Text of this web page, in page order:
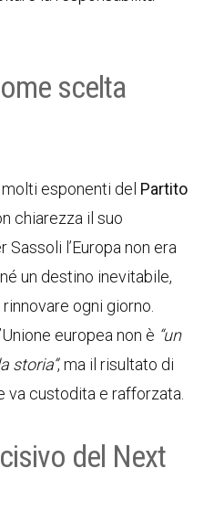
scelta
esponenti del Partito
chiarezza il suo
l’Europa non era
un destino inevitabile,
ogni giorno.
europea non è “un
storia”, ma il risultato di
va custodita e rafforzata.
del Next